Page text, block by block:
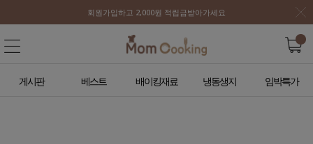
회원가입하고 2,000원 적립금받아가세요
게시판 베스트 배이킹재료 냉동생지 임박특가